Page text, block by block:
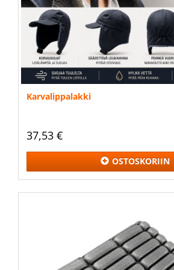
Karvalippalakki
37,53 €
OSTOSKORIIN